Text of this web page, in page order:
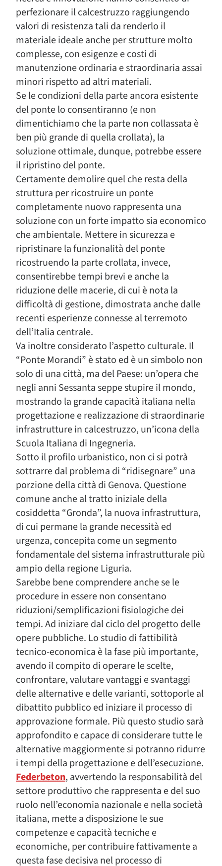
perfezionare il calcestruzzo raggiungendo
valori di resistenza tali da renderlo il
materiale ideale anche per strutture molto
complesse, con esigenze e costi di
manutenzione ordinaria e straordinaria assai
minori rispetto ad altri materiali.
Se le condizioni della parte ancora esistente
del ponte lo consentiranno (e non
dimentichiamo che la parte non collassata è
ben più grande di quella crollata), la
soluzione ottimale, dunque, potrebbe essere
il ripristino del ponte.
Certamente demolire quel che resta della
struttura per ricostruire un ponte
completamente nuovo rappresenta una
soluzione con un forte impatto sia economico
che ambientale. Mettere in sicurezza e
ripristinare la funzionalità del ponte
ricostruendo la parte crollata, invece,
consentirebbe tempi brevi e anche la
riduzione delle macerie, di cui è nota la
difficoltà di gestione, dimostrata anche dalle
recenti esperienze connesse al terremoto
dell’Italia centrale.
Va inoltre considerato l’aspetto culturale. Il
“Ponte Morandi” è stato ed è un simbolo non
solo di una città, ma del Paese: un’opera che
negli anni Sessanta seppe stupire il mondo,
mostrando la grande capacità italiana nella
progettazione e realizzazione di straordinarie
infrastrutture in calcestruzzo, un’icona della
Scuola Italiana di Ingegneria.
Sotto il profilo urbanistico, non ci si potrà
sottrarre dal problema di “ridisegnare” una
porzione della città di Genova. Questione
comune anche al tratto iniziale della
cosiddetta “Gronda”, la nuova infrastruttura,
di cui permane la grande necessità ed
urgenza, concepita come un segmento
fondamentale del sistema infrastrutturale più
ampio della regione Liguria.
Sarebbe bene comprendere anche se le
procedure in essere non consentano
riduzioni/semplificazioni fisiologiche dei
tempi. Ad iniziare dal ciclo del progetto delle
opere pubbliche. Lo studio di fattibilità
tecnico-economica è la fase più importante,
avendo il compito di operare le scelte,
confrontare, valutare vantaggi e svantaggi
delle alternative e delle varianti, sottoporle al
dibattito pubblico ed iniziare il processo di
approvazione formale. Più questo studio sarà
approfondito e capace di considerare tutte le
alternative maggiormente si potranno ridurre
i tempi della progettazione e dell’esecuzione.
Federbeton, avvertendo la responsabilità del
settore produttivo che rappresenta e del suo
ruolo nell’economia nazionale e nella società
italiana, mette a disposizione le sue
competenze e capacità tecniche e
economiche, per contribuire fattivamente a
questa fase decisiva nel processo di